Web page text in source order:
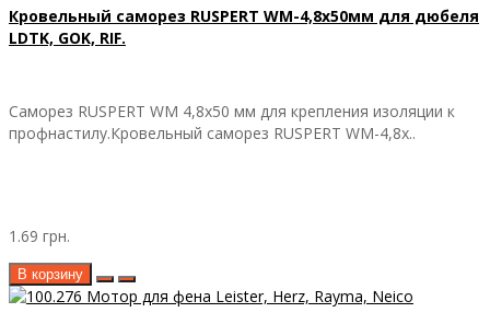
Кровельный саморез RUSPERT WM-4,8х50мм для дюбеля
LDTK, GOK, RIF.
Саморез RUSPERT WM 4,8х50 мм для крепления изоляции к
профнастилу.Кровельный саморез RUSPERT WM-4,8х..
1.69 грн.
В корзину